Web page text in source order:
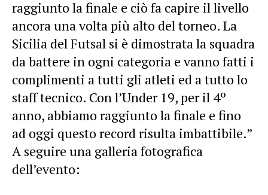
raggiunto la finale e ciò fa capire il livello
ancora una volta più alto del torneo. La
Sicilia del Futsal si è dimostrata la squadra
da battere in ogni categoria e vanno fatti i
complimenti a tutti gli atleti ed a tutto lo
staff tecnico. Con l’Under 19, per il 4º
anno, abbiamo raggiunto la finale e fino
ad oggi questo record risulta imbattibile.”
A seguire una galleria fotografica
dell’evento: